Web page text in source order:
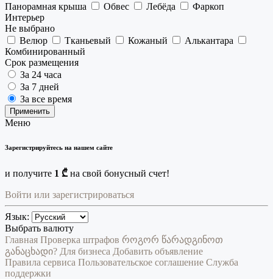
Панорамная крыша
Обвес Лебёда
Фаркоп
Интерьер
Не выбрано
Велюр
Тканьевый Кожаный
Алькантара
Комбинированный
Срок размещения
За 24 часа
За 7 дней
За все время
Применить
Меню
Зарегистрируйтесь на нашем сайте
и получите 1 ₾ на свой бонусный счет!
Войти или зарегистрироваться
Язык:
Выбрать валюту
Главная Проверка штрафов როგორ წარადგინოთ
განაცხადი? Для бизнеса Добавить объявление
Правила сервиса Пользовательское соглашение Служба
поддержки